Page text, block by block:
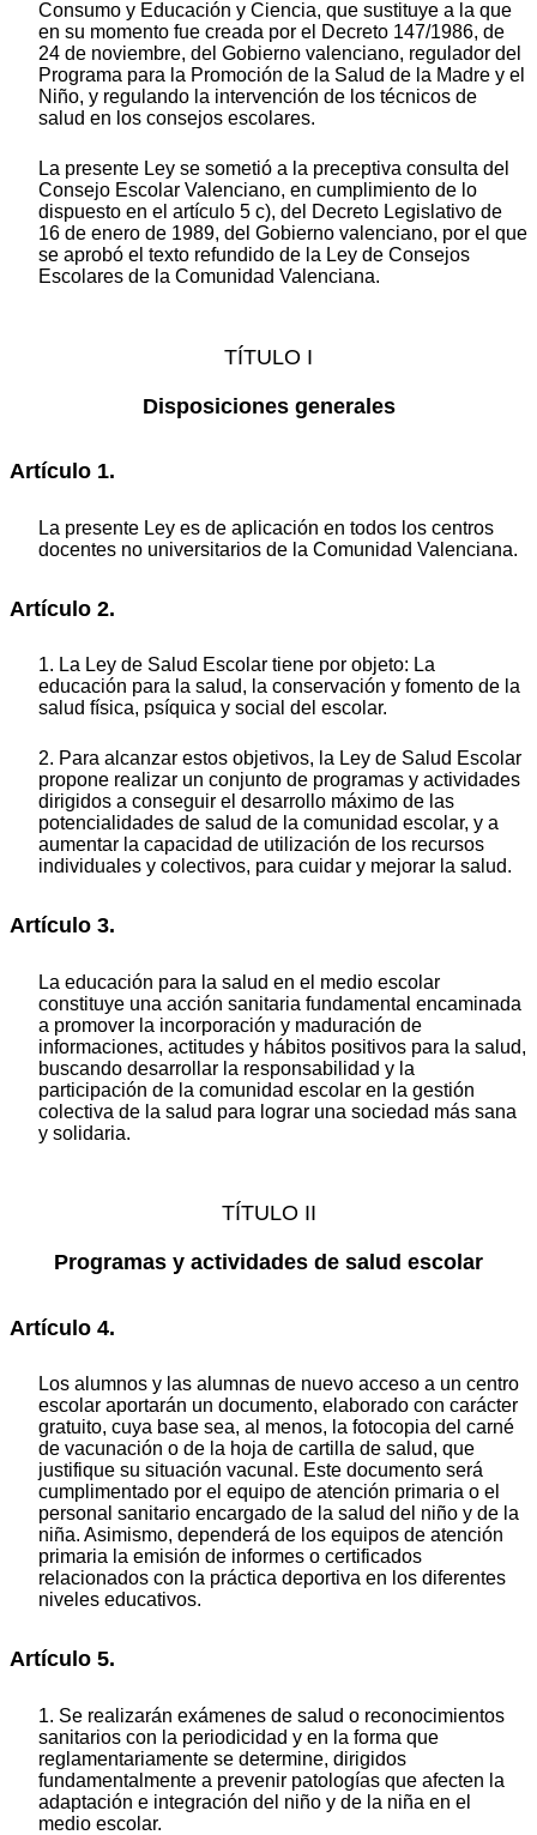
Consumo y Educación y Ciencia, que sustituye a la que
en su momento fue creada por el Decreto 147/1986, de
24 de noviembre, del Gobierno valenciano, regulador del
Programa para la Promoción de la Salud de la Madre y el
Niño, y regulando la intervención de los técnicos de
salud en los consejos escolares.
La presente Ley se sometió a la preceptiva consulta del
Consejo Escolar Valenciano, en cumplimiento de lo
dispuesto en el artículo 5 c), del Decreto Legislativo de
16 de enero de 1989, del Gobierno valenciano, por el que
se aprobó el texto refundido de la Ley de Consejos
Escolares de la Comunidad Valenciana.
TÍTULO I
Disposiciones generales
Artículo 1.
La presente Ley es de aplicación en todos los centros
docentes no universitarios de la Comunidad Valenciana.
Artículo 2.
1. La Ley de Salud Escolar tiene por objeto: La
educación para la salud, la conservación y fomento de la
salud física, psíquica y social del escolar.
2. Para alcanzar estos objetivos, la Ley de Salud Escolar
propone realizar un conjunto de programas y actividades
dirigidos a conseguir el desarrollo máximo de las
potencialidades de salud de la comunidad escolar, y a
aumentar la capacidad de utilización de los recursos
individuales y colectivos, para cuidar y mejorar la salud.
Artículo 3.
La educación para la salud en el medio escolar
constituye una acción sanitaria fundamental encaminada
a promover la incorporación y maduración de
informaciones, actitudes y hábitos positivos para la salud,
buscando desarrollar la responsabilidad y la
participación de la comunidad escolar en la gestión
colectiva de la salud para lograr una sociedad más sana
y solidaria.
TÍTULO II
Programas y actividades de salud escolar
Artículo 4.
Los alumnos y las alumnas de nuevo acceso a un centro
escolar aportarán un documento, elaborado con carácter
gratuito, cuya base sea, al menos, la fotocopia del carné
de vacunación o de la hoja de cartilla de salud, que
justifique su situación vacunal. Este documento será
cumplimentado por el equipo de atención primaria o el
personal sanitario encargado de la salud del niño y de la
niña. Asimismo, dependerá de los equipos de atención
primaria la emisión de informes o certificados
relacionados con la práctica deportiva en los diferentes
niveles educativos.
Artículo 5.
1. Se realizarán exámenes de salud o reconocimientos
sanitarios con la periodicidad y en la forma que
reglamentariamente se determine, dirigidos
fundamentalmente a prevenir patologías que afecten la
adaptación e integración del niño y de la niña en el
medio escolar.